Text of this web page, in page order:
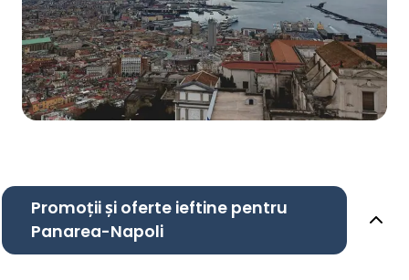
Promoții și oferte ieftine pentru
Panarea-Napoli